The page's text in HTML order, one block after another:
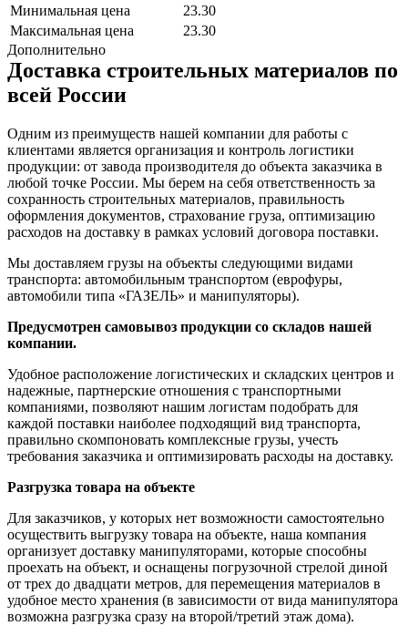
Минимальная цена
23.30
Максимальная цена
23.30
Дополнительно
Доставка строительных материалов по
всей России
Одним из преимуществ нашей компании для работы с
клиентами является организация и контроль логистики
продукции: от завода производителя до объекта заказчика в
любой точке России. Мы берем на себя ответственность за
сохранность строительных материалов, правильность
оформления документов, страхование груза, оптимизацию
расходов на доставку в рамках условий договора поставки.
Мы доставляем грузы на объекты следующими видами
транспорта: автомобильным транспортом (еврофуры,
автомобили типа «ГАЗЕЛЬ» и манипуляторы).
Предусмотрен самовывоз продукции со складов нашей
компании.
Удобное расположение логистических и складских центров и
надежные, партнерские отношения с транспортными
компаниями, позволяют нашим логистам подобрать для
каждой поставки наиболее подходящий вид транспорта,
правильно скомпоновать комплексные грузы, учесть
требования заказчика и оптимизировать расходы на доставку.
Разгрузка товара на объекте
Для заказчиков, у которых нет возможности самостоятельно
осуществить выгрузку товара на объекте, наша компания
организует доставку манипуляторами, которые способны
проехать на объект, и оснащены погрузочной стрелой диной
от трех до двадцати метров, для перемещения материалов в
удобное место хранения (в зависимости от вида манипулятора
возможна разгрузка сразу на второй/третий этаж дома).